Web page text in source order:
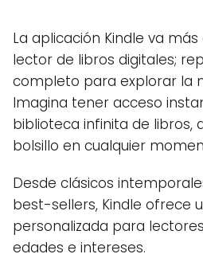
La aplicación Kindle va
lector de libros digitales;
completo para explorar la
Imagina tener acceso
biblioteca infinita de libros,
bolsillo en cualquier
Desde clásicos
best-sellers, Kindle ofrece
personalizada para
edades e intereses.